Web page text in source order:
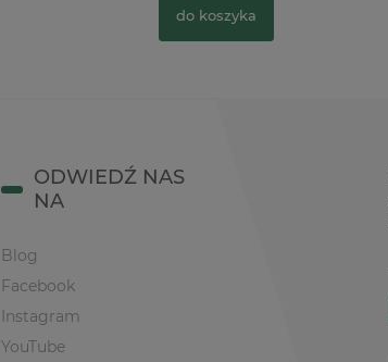
do koszyka
ODWIEDŹ NAS
NA
Blog
Facebook
Instagram
YouTube